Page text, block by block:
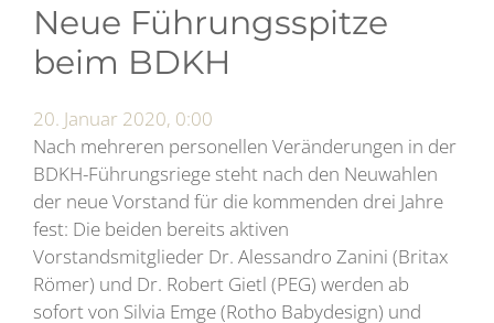
Neue Führungsspitze
beim BDKH
20. Januar 2020, 0:00
Nach mehreren personellen Veränderungen in der
BDKH-Führungsriege steht nach den Neuwahlen
der neue Vorstand für die kommenden drei Jahre
fest: Die beiden bereits aktiven
Vorstandsmitglieder Dr. Alessandro Zanini (Britax
Römer) und Dr. Robert Gietl (PEG) werden ab
sofort von Silvia Emge (Rotho Babydesign) und